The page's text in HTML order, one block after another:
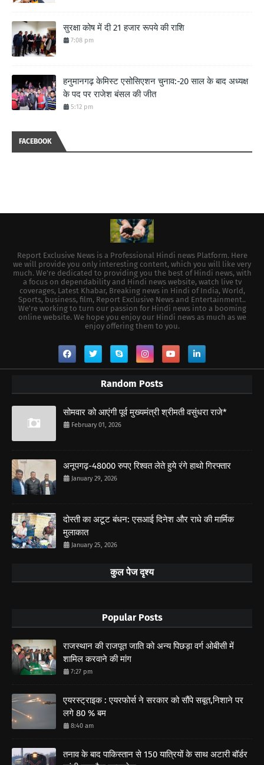
सुरक्षा कोष में दी 21 हजार रूपये की राशि
7:08 pm
हनुमानगढ़ केमिस्ट एसोसिएशन चुनाव:-20 साल के बाद अध्यक्ष
के पद पर राजेश बंसल की जीत
5:12 pm
FACEBOOK
Report Exclusive News is a Professional Hindi news Platform. Here
we will provide you only interesting content, which you will like very
much. We're dedicated to providing you the best of Hindi news, with
a focus on dependability and Hindi news website, watch live tv
coverages, Latest Khabar, Breaking news in Hindi of India, World,
Sports, business, film, Report Exclusive News and Entertainment..
We're working to turn our passion for Hindi news into a booming
online website. We hope you enjoy our Hindi news as much as we
enjoy offering them to you.
Random Posts
सोमवार को आएंगी पूर्व मुख्यमंत्री श्रीमती वसुंधरा राजे*
February 01, 2026
अनूपगढ़-48000 रुपए रिश्वत लेते हुये रंगे हाथो गिरफ्तार
January 29, 2026
दोस्ती का अटूट बंधन: एसआई दिनेश और राधे की मार्मिक
मुलाकात
January 25, 2026
कुल पेज दृश्य
Popular Posts
राजस्थान की राजपूत जाति को अन्य पिछड़ा वर्ग ओबीसी में
शामिल करवाने की मांग
7:27 pm
एयरस्ट्राइक : एयरफोर्स ने सरकार को सौंपे सबूत,निशाने पर
लगे 80 % बम
8:40 am
तनाव के बाद पाकिस्तान से 150 यात्रियों के साथ अटारी बॉर्डर